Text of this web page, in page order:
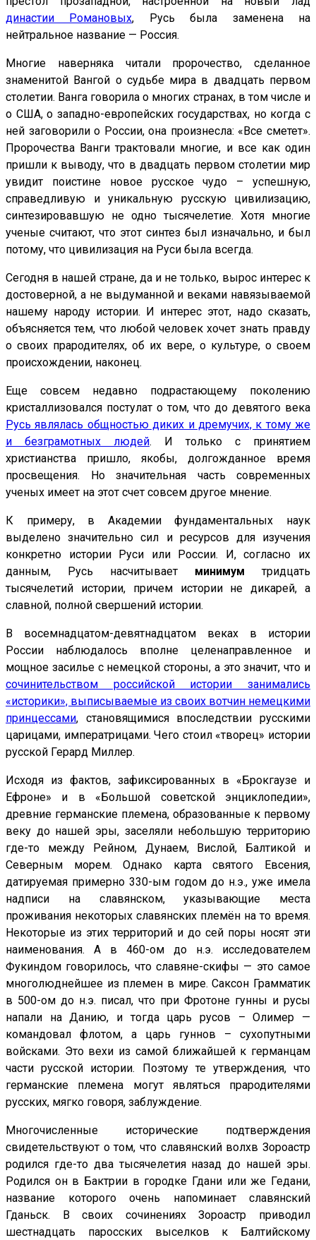
династии Романовых, Русь была заменена на
нейтральное название — Россия.
Многие наверняка читали пророчество, сделанное
знаменитой Вангой о судьбе мира в двадцать первом
столетии. Ванга говорила о многих странах, в том числе и
о США, о западно-европейских государствах, но когда с
ней заговорили о России, она произнесла: «Все сметет».
Пророчества Ванги трактовали многие, и все как один
пришли к выводу, что в двадцать первом столетии мир
увидит поистине новое русское чудо – успешную,
справедливую и уникальную русскую цивилизацию,
синтезировавшую не одно тысячелетие. Хотя многие
ученые считают, что этот синтез был изначально, и был
потому, что цивилизация на Руси была всегда.
Сегодня в нашей стране, да и не только, вырос интерес к
достоверной, а не выдуманной и веками навязываемой
нашему народу истории. И интерес этот, надо сказать,
объясняется тем, что любой человек хочет знать правду
о своих прародителях, об их вере, о культуре, о своем
происхождении, наконец.
Еще совсем недавно подрастающему поколению
кристаллизовался постулат о том, что до девятого века
Русь являлась общностью диких и дремучих, к тому же
и безграмотных людей. И только с принятием
христианства пришло, якобы, долгожданное время
просвещения. Но значительная часть современных
ученых имеет на этот счет совсем другое мнение.
К примеру, в Академии фундаментальных наук
выделено значительно сил и ресурсов для изучения
конкретно истории Руси или России. И, согласно их
данным, Русь насчитывает минимум тридцать
тысячелетий истории, причем истории не дикарей, а
славной, полной свершений истории.
В восемнадцатом-девятнадцатом веках в истории
России наблюдалось вполне целенаправленное и
мощное засилье с немецкой стороны, а это значит, что и
сочинительством российской истории занимались
«историки», выписываемые из своих вотчин немецкими
принцессами, становящимися впоследствии русскими
царицами, императрицами. Чего стоил «творец» истории
русской Герард Миллер.
Исходя из фактов, зафиксированных в «Брокгаузе и
Ефроне» и в «Большой советской энциклопедии»,
древние германские племена, образованные к первому
веку до нашей эры, заселяли небольшую территорию
где-то между Рейном, Дунаем, Вислой, Балтикой и
Северным морем. Однако карта святого Евсения,
датируемая примерно 330-ым годом до н.э., уже имела
надписи на славянском, указывающие места
проживания некоторых славянских племён на то время.
Некоторые из этих территорий и до сей поры носят эти
наименования. А в 460-ом до н.э. исследователем
Фукиндом говорилось, что славяне-скифы — это самое
многолюднейшее из племен в мире. Саксон Грамматик
в 500-ом до н.э. писал, что при Фротоне гунны и русы
напали на Данию, и тогда царь русов – Олимер —
командовал флотом, а царь гуннов – сухопутными
войсками. Это вехи из самой ближайшей к германцам
части русской истории. Поэтому те утверждения, что
германские племена могут являться прародителями
русских, мягко говоря, заблуждение.
Многочисленные исторические подтверждения
свидетельствуют о том, что славянский волхв Зороастр
родился где-то два тысячелетия назад до нашей эры.
Родился он в Бактрии в городке Гдани или же Гедани,
название которого очень напоминает славянский
Гданьск. В своих сочинениях Зороастр приводил
шестнадцать паросских выселков к Балтийскому